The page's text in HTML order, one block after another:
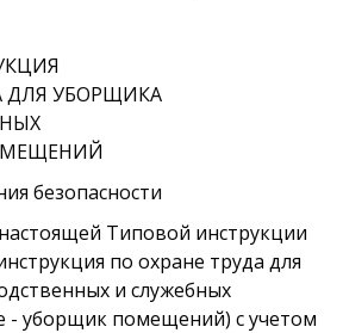
ДЛЯ УБОРЩИКА
безопасности
Типовой инструкции
по охране труда для
и служебных
- уборщик помещений) с учетом